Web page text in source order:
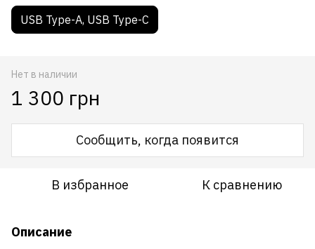
USB Type-A, USB Type-C
Нет в наличии
1 300 грн
Сообщить, когда появится
В избранное К сравнению
Описание